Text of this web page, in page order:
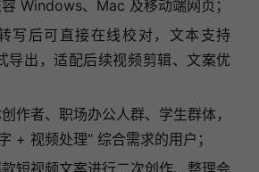
Windows、Mac 及移动端网页；
写后可直接在线校对，文本支持
导出，适配后续视频剪辑、文案优
作者、职场办公人群、学生群体，
+ 视频处理” 综合需求的用户；